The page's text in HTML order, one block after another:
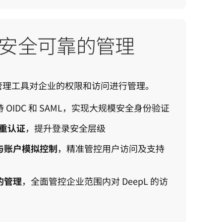
全可靠的管理
工具对企业的权限和访问进行管理。
OIDC 和 SAML，实现大规模安全身份验证
认证，提升登录安全层级
账户模拟控制，精准管控用户访问及支持
管理，全面管控企业范围内对 DeepL 的访